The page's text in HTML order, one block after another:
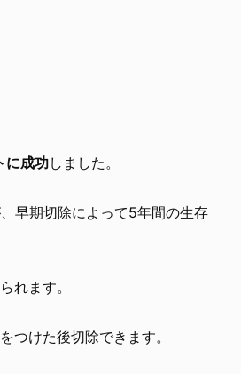
に成功しました。
早期切除によって5年間の生存
れます。
つけた後切除できます。